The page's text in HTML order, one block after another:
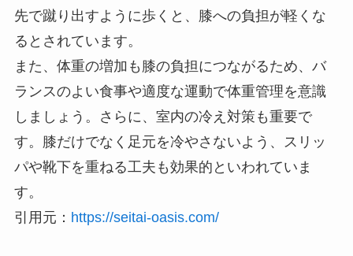
先で蹴り出すように歩くと、膝への負担が軽くな
るとされています。
また、体重の増加も膝の負担につながるため、バ
ランスのよい食事や適度な運動で体重管理を意識
しましょう。さらに、室内の冷え対策も重要で
す。膝だけでなく足元を冷やさないよう、スリッ
パや靴下を重ねる工夫も効果的といわれていま
す。
引用元： https://seitai-oasis.com/